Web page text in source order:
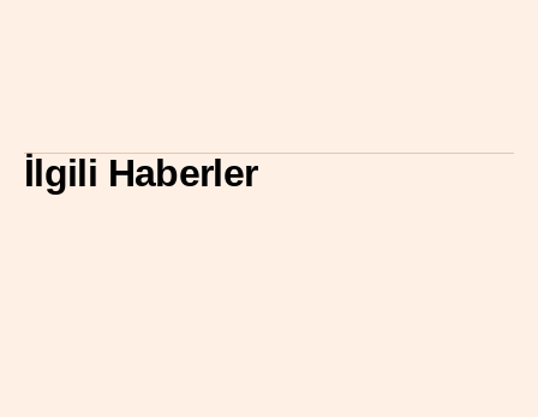
İlgili Haberler